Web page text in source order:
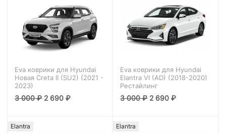
Eva коврики для Hyundai
Новая Creta II (SU2) (2021 -
2023)
3 000₽ 2 690₽
Eva коврики для Hyundai
Elantra VI (AD) (2018-2020)
Рестайлинг
3 000₽ 2 690₽
Elantra Elantra